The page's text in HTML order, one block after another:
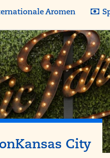
Aromen
Kansas City